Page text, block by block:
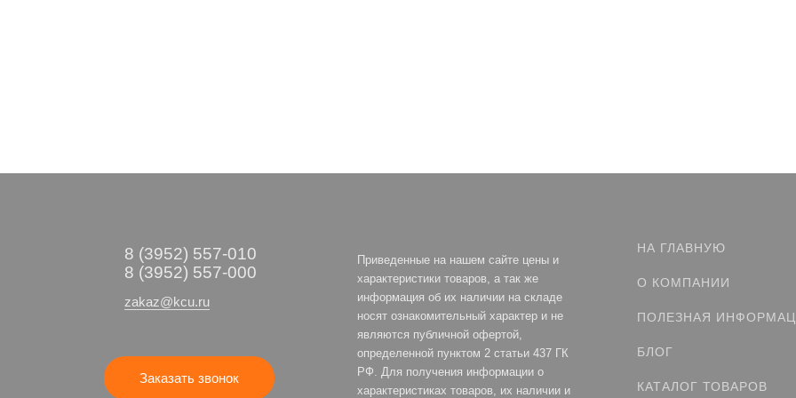
8 (3952) 557-010
8 (3952) 557-000
zakaz@kcu.ru
Заказать звонок
Приведенные на нашем сайте цены и
характеристики товаров, а так же
информация об их наличии на складе
носят ознакомительный характер и не
являются публичной офертой,
определенной пунктом 2 статьи 437 ГК
РФ. Для получения информации о
характеристиках товаров, их наличии и
НА ГЛАВНУЮ
О КОМПАНИИ
ПОЛЕЗНАЯ
БЛОГ
КАТАЛОГ ТОВАРОВ